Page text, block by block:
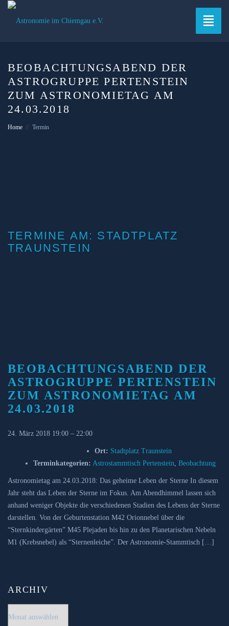
Toggle
BEOBACHTUNGSABEND DER
ASTROGRUPPE PERTENSTEIN
ZUM ASTRONOMIETAG AM
24.03.2018
Home Termin
TERMINE AM: STADTPLATZ
TRAUNSTEIN
BEOBACHTUNGSABEND DER
ASTROGRUPPE PERTENSTEIN
ZUM ASTRONOMIETAG AM
24.03.2018
24. März 2018 19:00 – 22:00
Ort: Stadtplatz Traunstein
Terminkategorien: Astrostammtisch Pertenstein, Beobachtung
Astronomietag am 24.03.2018: Das geheime Leben der Sterne In diesem
Jahr steht das Leben der Sterne im Fokus. Am Abendhimmel lassen sich
anhand weniger Objekte die verschiedenen Stadien des Lebens der Sterne
darstellen. Von der Geburtenstation M42 Orionnebel über die
“Sternkindergärten” M45 Plejaden bis hin zu den Planetarischen Nebeln
M1 (Krebsnebel) als “Sternenleiche”. Der Astronomie-Stammtisch […]
ARCHIV